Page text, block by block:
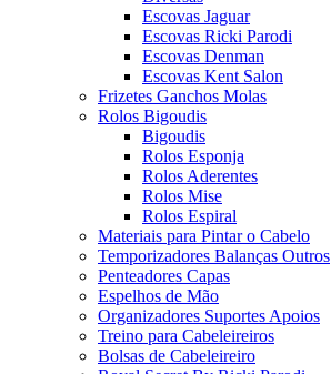
Escovas Jaguar
Escovas Ricki Parodi
Escovas Denman
Escovas Kent Salon
Frizetes Ganchos Molas
Rolos Bigoudis
Bigoudis
Rolos Esponja
Rolos Aderentes
Rolos Mise
Rolos Espiral
Materiais para Pintar o Cabelo
Temporizadores Balanças Outros
Penteadores Capas
Espelhos de Mão
Organizadores Suportes Apoios
Treino para Cabeleireiros
Bolsas de Cabeleireiro